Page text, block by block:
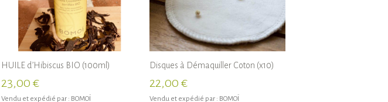
HUILE d’Hibiscus BIO (100ml)
23,00 €
Vendu et expédié par : BOMOÏ
Disques à Démaquiller Coton (x10)
22,00 €
Vendu et expédié par : BOMOÏ